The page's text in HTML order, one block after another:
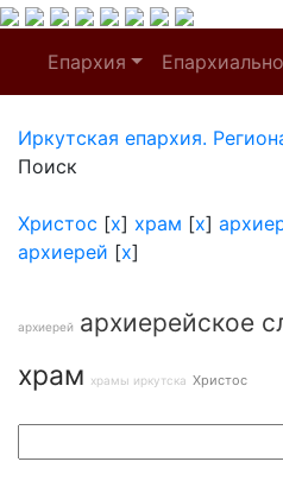
Епархия
Иркутская епархия.
Поиск
Христос [x] храм [x]
архиерей [x]
архиерей архиерейское
храм храмы иркутска Христос